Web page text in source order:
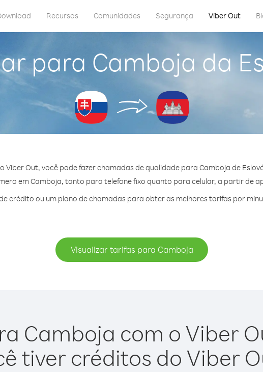
Recursos Comunidades Segurança Viber Out
para Camboja da
Viber Out, você pode fazer chamadas de qualidade para Camboja de
em Camboja, tanto para telefone fixo quanto para celular, a partir de
crédito ou um plano de chamadas para obter as melhores tarifas por
Visualizar tarifas para Camboja
Camboja com o Viber
tiver créditos do Viber